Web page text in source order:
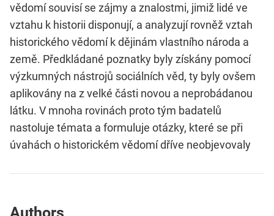
vědomí souvisí se zájmy a znalostmi, jimiž lidé ve
vztahu k historii disponují, a analyzují rovněž vztah
historického vědomí k dějinám vlastního národa a
země. Předkládané poznatky byly získány pomocí
výzkumných nástrojů sociálních věd, ty byly ovšem
aplikovány na z velké části novou a neprobádanou
látku. V mnoha rovinách proto tým badatelů
nastoluje témata a formuluje otázky, které se při
úvahách o historickém vědomí dříve neobjevovaly
Authors